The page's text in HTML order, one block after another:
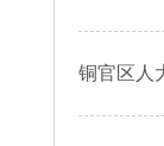
铜官区人